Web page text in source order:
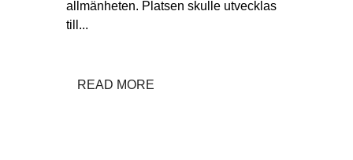
allmänheten. Platsen skulle utvecklas
till...
READ MORE